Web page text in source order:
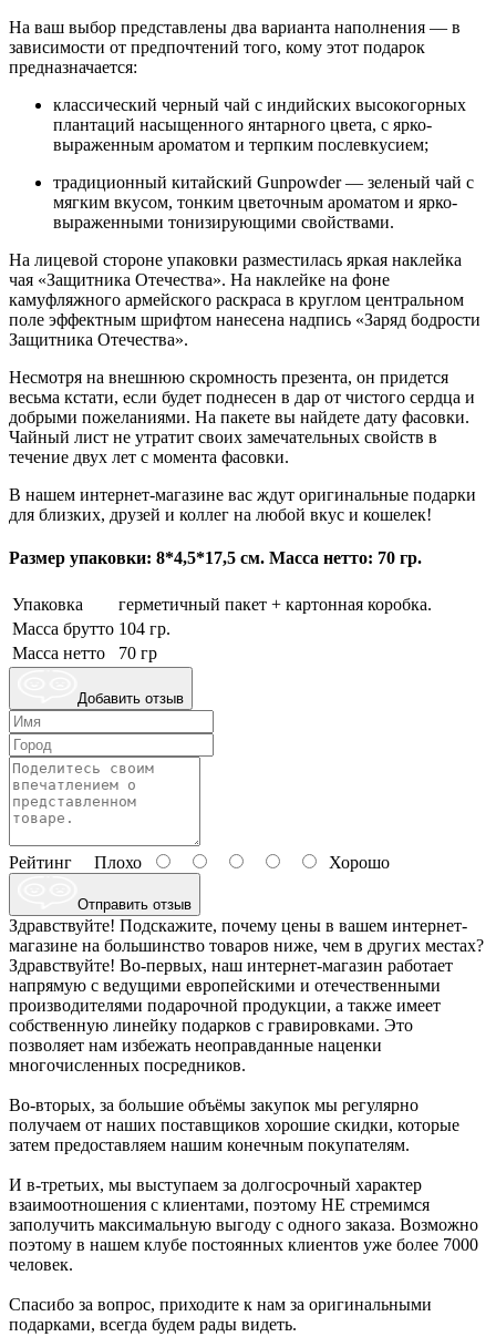
На ваш выбор представлены два варианта наполнения — в
зависимости от предпочтений того, кому этот подарок
предназначается:
классический черный чай с индийских высокогорных
плантаций насыщенного янтарного цвета, с ярко-
выраженным ароматом и терпким послевкусием;
традиционный китайский Gunpowder — зеленый чай с
мягким вкусом, тонким цветочным ароматом и ярко-
выраженными тонизирующими свойствами.
На лицевой стороне упаковки разместилась яркая наклейка
чая «Защитника Отечества». На наклейке на фоне
камуфляжного армейского раскраса в круглом центральном
поле эффектным шрифтом нанесена надпись «Заряд бодрости
Защитника Отечества».
Несмотря на внешнюю скромность презента, он придется
весьма кстати, если будет поднесен в дар от чистого сердца и
добрыми пожеланиями. На пакете вы найдете дату фасовки.
Чайный лист не утратит своих замечательных свойств в
течение двух лет с момента фасовки.
В нашем интернет-магазине вас ждут оригинальные подарки
для близких, друзей и коллег на любой вкус и кошелек!
Размер упаковки: 8*4,5*17,5 см. Масса нетто: 70 гр.
Упаковка
герметичный пакет + картонная коробка.
Масса брутто 104 гр.
Масса нетто
70 гр
Добавить отзыв
Рейтинг Плохо Хорошо
Отправить отзыв
Здравствуйте! Подскажите, почему цены в вашем интернет-
магазине на большинство товаров ниже, чем в других местах?
Здравствуйте! Во-первых, наш интернет-магазин работает
напрямую с ведущими европейскими и отечественными
производителями подарочной продукции, а также имеет
собственную линейку подарков с гравировками. Это
позволяет нам избежать неоправданные наценки
многочисленных посредников.
Во-вторых, за большие объёмы закупок мы регулярно
получаем от наших поставщиков хорошие скидки, которые
затем предоставляем нашим конечным покупателям.
И в-третьих, мы выступаем за долгосрочный характер
взаимоотношения с клиентами, поэтому НЕ стремимся
заполучить максимальную выгоду с одного заказа. Возможно
поэтому в нашем клубе постоянных клиентов уже более 7000
человек.
Спасибо за вопрос, приходите к нам за оригинальными
подарками, всегда будем рады видеть.